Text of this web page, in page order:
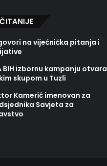
na vijećnička pitanja i
BIH izbornu kampanju otvara
skupom u Tuzli
Kamerić imenovan za
Savjeta za